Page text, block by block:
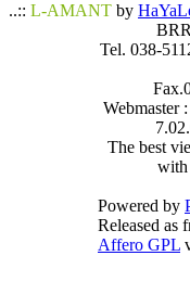
..:: L-AMANT by
Tel. 038-
Webmaster
The best
with
Powered by
Released as
Affero GPL